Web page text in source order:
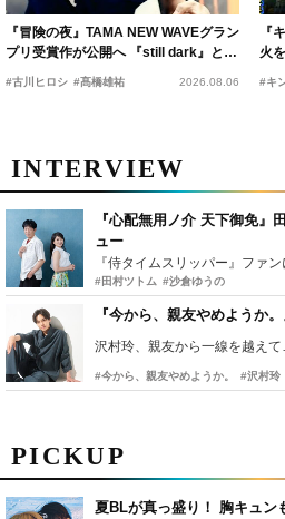
PICKUP
夏BLが真っ盛り！ 胸キュン
『冒険の夜』TAMA NEW WAVEグラン
プリ受賞作が公開へ 『still dark』と同
時上映決定
#古川ヒロシ #髙橋雄祐 2026.08.06
『
火
の
#キ
INTERVIEW
『心配無用ノ介 天下御免』
ュー
#田村ツトム #沙倉ゆうの
『今から、親友やめようか
沢村玲、親友から一線を越え
#今から、親友やめようか。 #沢村玲